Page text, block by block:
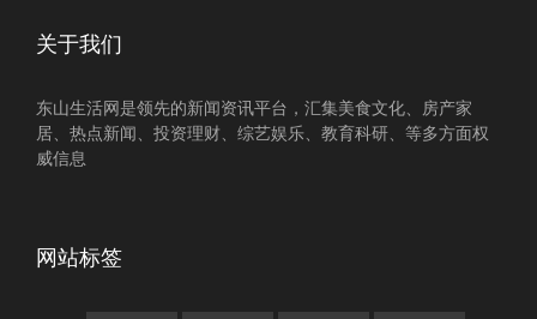
关于我们
东山生活网是领先的新闻资讯平台，汇集美食文化、房产家
居、热点新闻、投资理财、综艺娱乐、教育科研、等多方面权
威信息
网站标签